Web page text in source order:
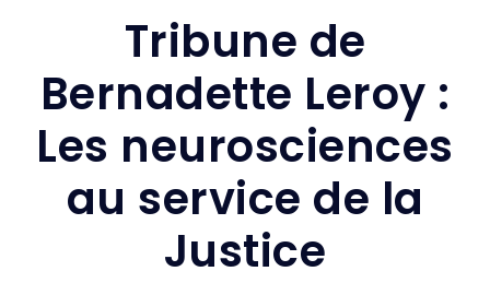
Tribune de
Bernadette Leroy :
Les neurosciences
au service de la
Justice